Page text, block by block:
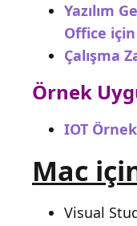
Yazılım
Office
Çalışma
Örnek
IOT
Mac
Visual